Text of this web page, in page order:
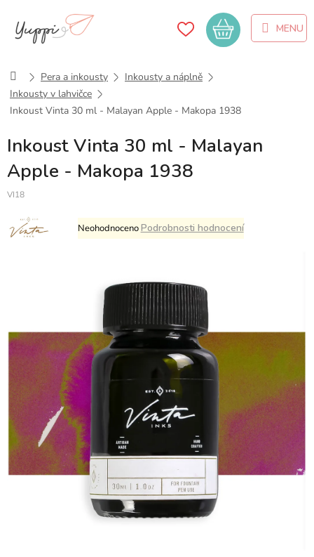
obsah
Nákupní
košík
DomůPera a inkousty
Inkousty a náplně
Inkousty v lahvičce
Inkoust Vinta 30 ml - Malayan Apple - Makopa 1938
Inkoust Vinta 30 ml - Malayan
Apple - Makopa 1938
VI18
Průměrné
hodnocení
hvězdiček.
NeohodnocenoPodrobnosti hodnocení